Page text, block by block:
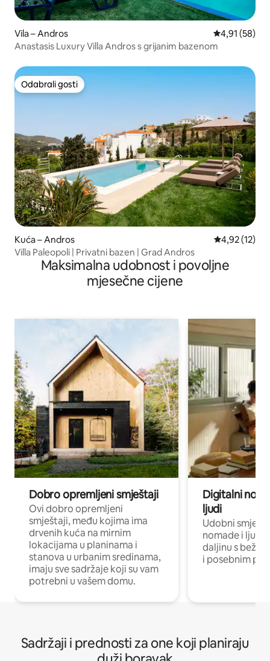
Vila – Andros Prosječna
4,91 (58)
Anastasis Luxury Villa Andros s grijanim bazenom
Odabrali gosti
Odabrali gosti
Kuća – Andros Prosječna
4,92 (12)
Villa Paleopoli | Privatni bazen | Grad Andros
Maksimalna udobnost i povoljne
mjesečne cijene
Dobro opremljeni smještaji
Ovi dobro opremljeni
smještaji, među kojima ima
drvenih kuća na mirnim
lokacijama u planinama i
stanova u urbanim sredinama,
imaju sve sadržaje koji su vam
potrebni u vašem domu.
Digitalni
ljudi
Udobni
nomade i ljude
daljinu s
i posebnim
Sadržaji i prednosti za one koji planiraju